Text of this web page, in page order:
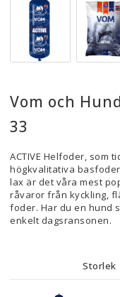
Vom och
33
ACTIVE Helfoder, som
högkvalitativa
lax är det våra mest
råvaror från kyckling,
foder. Har du en hund
enkelt dagsransonen.
Storlek